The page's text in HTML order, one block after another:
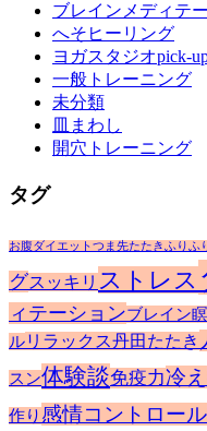
ブレインメディテ
へそヒーリング
ヨガスタジオpick-
一般トレーニング
未分類
皿まわし
開穴トレーニング
タグ
お腹ダイエットつま先たたきふりふ
グスッキリ ストレス
ィテーションブレイン
ルリラックス丹田たたき
スン体験談免疫力冷え
作り 感情コントロール